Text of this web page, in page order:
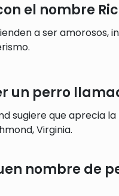
el nombre
a ser amorosos,
un perro
sugiere que aprecia
Virginia.
nombre de